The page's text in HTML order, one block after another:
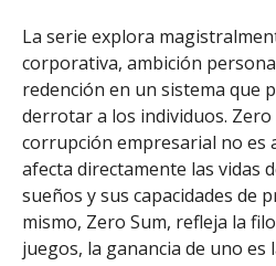
La serie explora
corporativa, ambición
redención en un sistema que
derrotar a los individuos. Zero
corrupción empresarial no es
afecta directamente las vidas
sueños y sus capacidades de
mismo, Zero Sum, refleja la
juegos, la ganancia de uno